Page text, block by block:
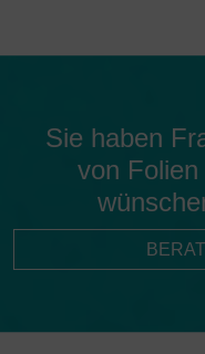
Sie haben
von